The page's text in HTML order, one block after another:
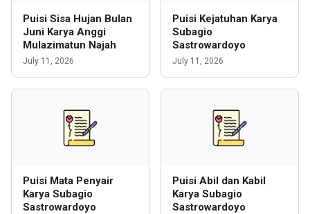
Puisi Sisa Hujan Bulan
Juni Karya Anggi
Mulazimatun Najah
July 11, 2026
Puisi Kejatuhan Karya
Subagio
Sastrowardoyo
July 11, 2026
Puisi Mata Penyair
Karya Subagio
Sastrowardoyo
Puisi Abil dan Kabil
Karya Subagio
Sastrowardoyo